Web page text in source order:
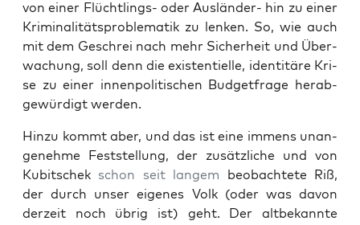
von einer Flücht­lings- oder Aus­län­der- hin zu einer
Kri­mi­na­li­täts­pro­ble­ma­tik zu len­ken. So, wie auch
mit dem Geschrei nach mehr Sicher­heit und Über­
wa­chung, soll denn die exis­ten­ti­el­le, iden­ti­tä­re Kri­
se zu einer innen­po­li­ti­schen Bud­get­fra­ge her­ab­
ge­wür­digt werden.
Hin­zu kommt aber, und das ist eine immens unan­
ge­neh­me Fest­stel­lung, der zusätz­li­che und von
Kubit­schek schon seit lan­gem beob­ach­te­te Riß,
der durch unser eige­nes Volk (oder was davon
der­zeit noch übrig ist) geht. Der alt­be­kann­te